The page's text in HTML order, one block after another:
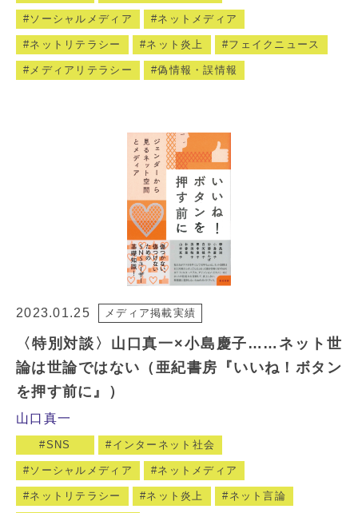
ソーシャルメディア ネットメディア
ネットリテラシー ネット炎上 フェイクニュース
メディアリテラシー 偽情報・誤情報
2023.01.25 メディア掲載実績
〈特別対談〉山口真一×小島慶子……ネット世
論は世論ではない（亜紀書房『いいね！ボタン
を押す前に』）
山口真一
SNS インターネット社会
ソーシャルメディア ネットメディア
ネットリテラシー ネット炎上 ネット言論